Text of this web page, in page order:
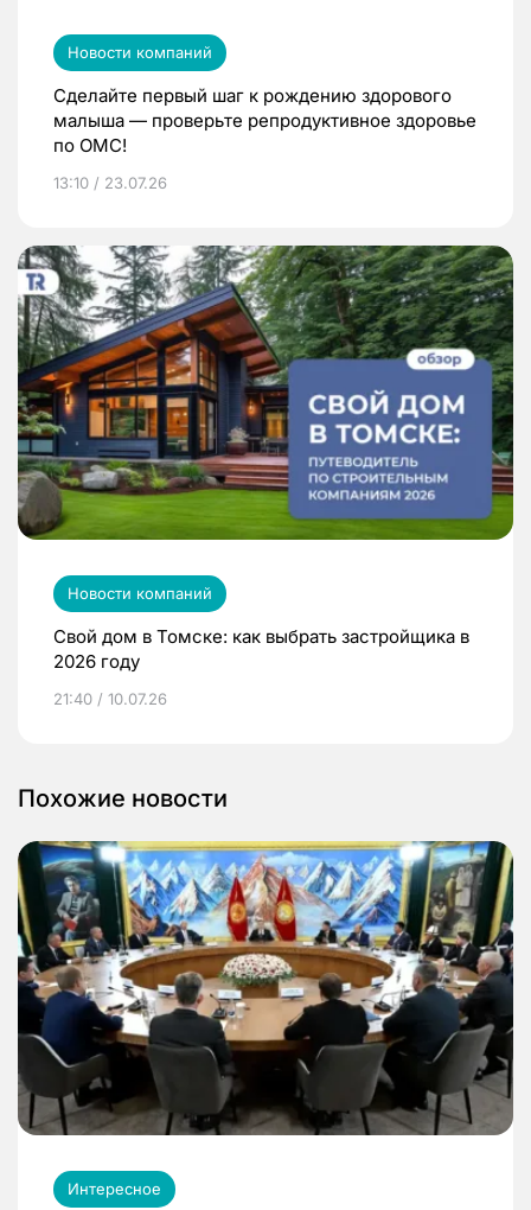
Новости компаний
Сделайте первый шаг к рождению здорового
малыша — проверьте репродуктивное здоровье
по ОМС!
13:10 / 23.07.26
Новости компаний
Свой дом в Томске: как выбрать застройщика в
2026 году
21:40 / 10.07.26
Похожие новости
Интересное